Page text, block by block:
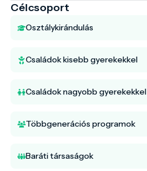
Célcsoport
Osztálykirándulás
Családok kisebb gyerekekkel
Családok nagyobb gyerekekkel
Többgenerációs programok
Baráti társaságok